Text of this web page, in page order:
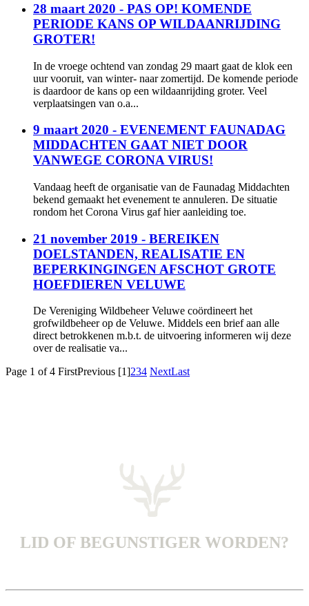
28 maart 2020 - PAS OP! KOMENDE
PERIODE KANS OP WILDAANRIJDING
GROTER!
In de vroege ochtend van zondag 29 maart gaat de klok een
uur vooruit, van winter- naar zomertijd. De komende periode
is daardoor de kans op een wildaanrijding groter. Veel
verplaatsingen van o.a...
9 maart 2020 - EVENEMENT FAUNADAG
MIDDACHTEN GAAT NIET DOOR
VANWEGE CORONA VIRUS!
Vandaag heeft de organisatie van de Faunadag Middachten
bekend gemaakt het evenement te annuleren. De situatie
rondom het Corona Virus gaf hier aanleiding toe.
21 november 2019 - BEREIKEN
DOELSTANDEN, REALISATIE EN
BEPERKINGINGEN AFSCHOT GROTE
HOEFDIEREN VELUWE
De Vereniging Wildbeheer Veluwe coördineert het
grofwildbeheer op de Veluwe. Middels een brief aan alle
direct betrokkenen m.b.t. de uitvoering informeren wij deze
over de realisatie va...
Page 1 of 4 FirstPrevious [1]234 NextLast
LID OF BEGUNSTIGER WORDEN?